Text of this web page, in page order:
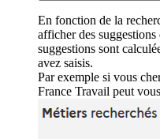
En fonction de la
afficher des
suggestions sont
avez saisis.
Par exemple si vous
France Travail peut